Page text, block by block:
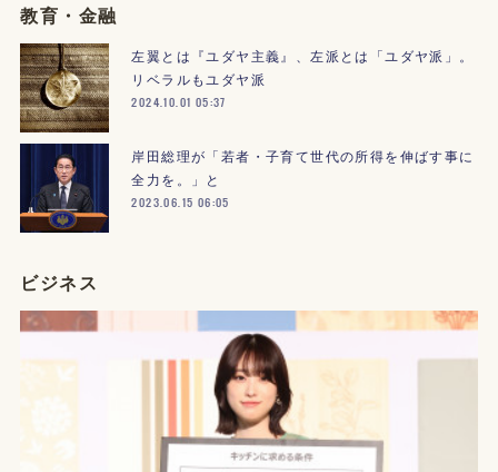
教育・金融
左翼とは『ユダヤ主義』、左派とは「ユダヤ派」。
リベラルもユダヤ派
2024.10.01 05:37
岸田総理が「若者・子育て世代の所得を伸ばす事に
全力を。」と
2023.06.15 06:05
ビジネス